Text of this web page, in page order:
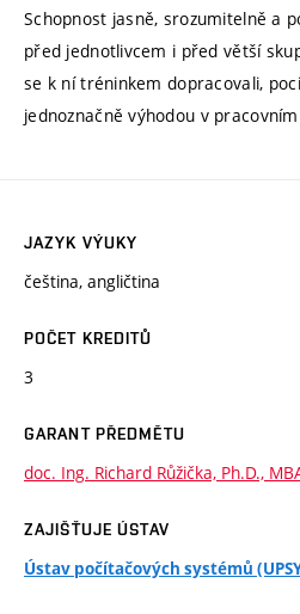
Schopnost jasně, srozumitelně a
před jednotlivcem i před větší
se k ní tréninkem dopracovali,
jednoznačně výhodou v
JAZYK VÝUKY
čeština, angličtina
POČET KREDITŮ
3
GARANT PŘEDMĚTU
doc. Ing. Richard Růžička, Ph.D.,
ZAJIŠŤUJE ÚSTAV
Ústav počítačových systémů